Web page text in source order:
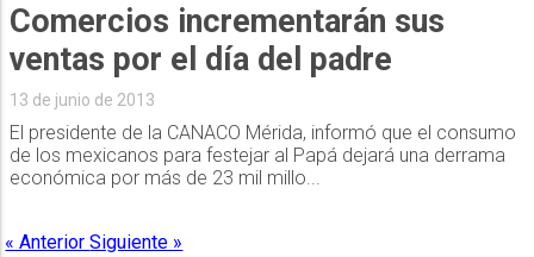
Comercios incrementarán sus
ventas por el día del padre
13 de junio de 2013
El presidente de la CANACO Mérida, informó que el consumo
de los mexicanos para festejar al Papá dejará una derrama
económica por más de 23 mil millo...
« AnteriorSiguiente »